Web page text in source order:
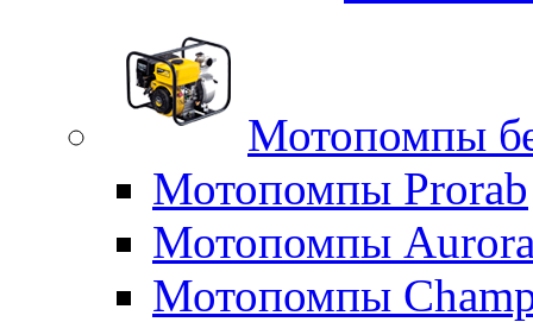
Мотопомпы
Мотопомпы Prorab
Мотопомпы
Мотопомпы